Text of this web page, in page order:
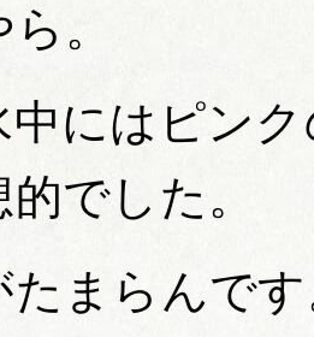
。
中にはピン
でした。
たまらんで